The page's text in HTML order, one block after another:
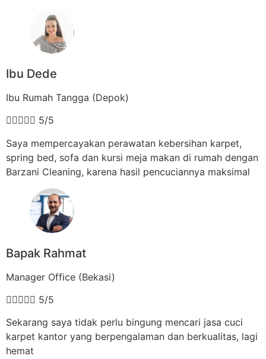
Ibu Dede
Ibu Rumah Tangga (Depok)
 5/5
Saya mempercayakan perawatan kebersihan karpet,
spring bed, sofa dan kursi meja makan di rumah dengan
Barzani Cleaning, karena hasil pencuciannya maksimal
Bapak Rahmat
Manager Office (Bekasi)
 5/5
Sekarang saya tidak perlu bingung mencari jasa cuci
karpet kantor yang berpengalaman dan berkualitas, lagi
hemat